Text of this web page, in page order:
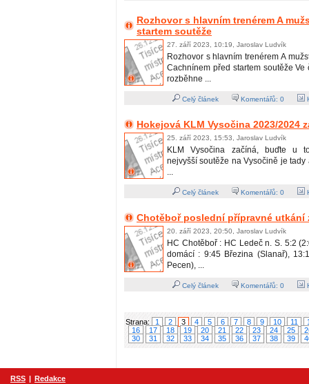
Rozhovor s hlavním trenérem A
startem soutěže
27. září 2023, 10:19, Jaroslav Ludvík
Rozhovor s hlavním trenérem A
Cachnínem před startem soutěže Ve
rozběhne ...
Celý článek Komentářů: 0
Hokejová KLM Vysočina 2023/2024
25. září 2023, 15:53, Jaroslav Ludvík
KLM Vysočina začíná, buďte u
nejvyšší soutěže na Vysočině je tady
...
Celý článek Komentářů: 0
Chotěboř poslední přípravné utkání
20. září 2023, 20:50, Jaroslav Ludvík
HC Chotěboř : HC Ledeč n. S. 5:2
domácí : 9:45 Březina (Slanař),
Pecen), ...
Celý článek Komentářů: 0
Strana: 1 2 3 4 5 6 7 8 9 10 11
16
17 18 19 20 21 22 23 24 25
30
31 32 33 34 35 36 37 38 39
RSS | Redakce